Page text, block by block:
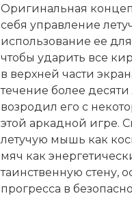
Оригинальная
себя управление
использование ее
чтобы ударить все
в верхней части
течение более
возродил его с
этой аркадной игре.
летучую мышь как
мяч как
таинственную стену,
прогресса в